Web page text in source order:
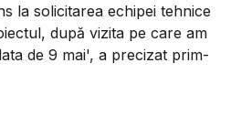
la solicitarea echipei tehnice
după vizita pe care am
de 9 mai', a precizat prim-